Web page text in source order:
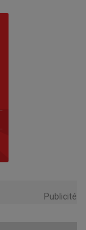
Publicité